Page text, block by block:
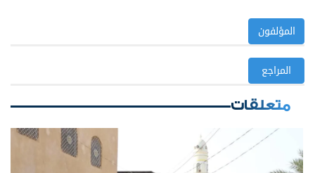
المؤلفون
المراجع
متعلقات